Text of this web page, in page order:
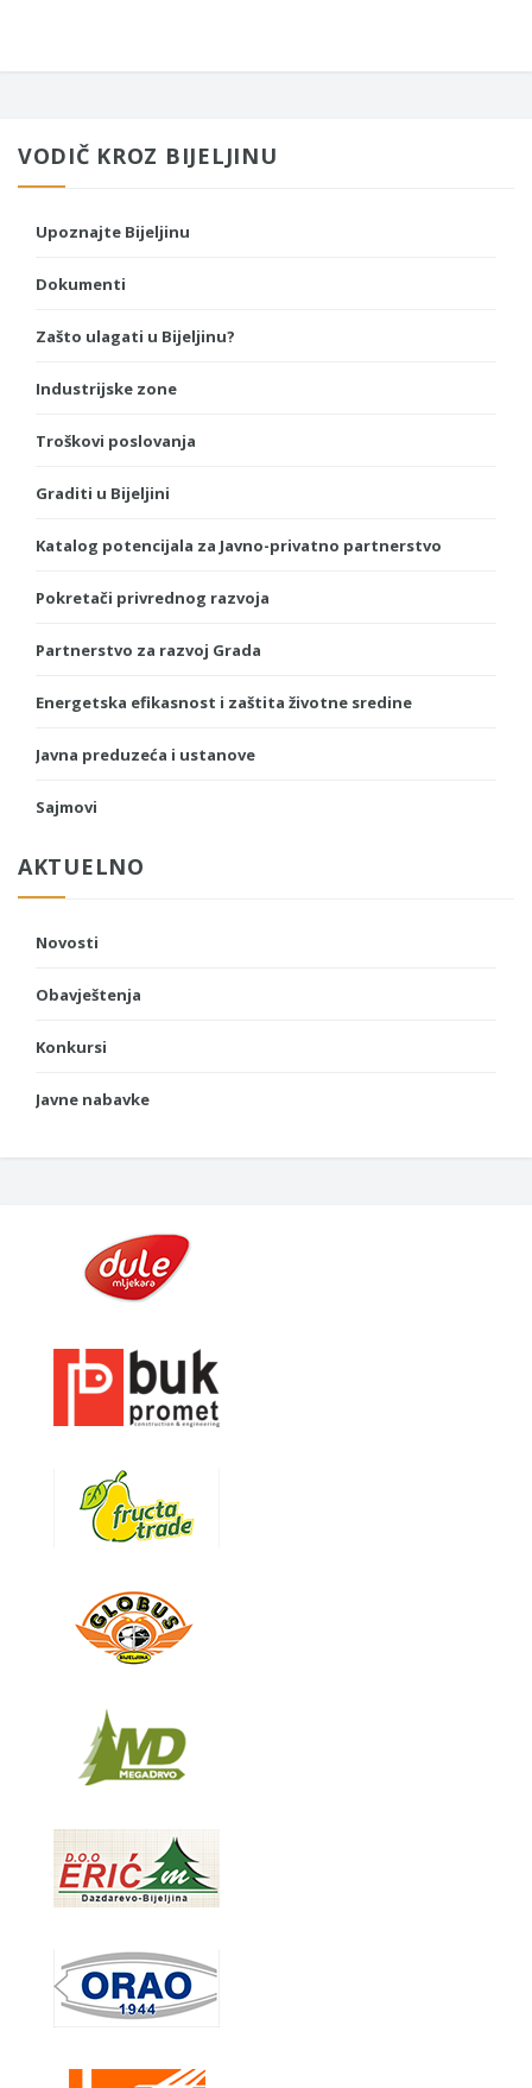
VODIČ KROZ BIJELJINU
Upoznajte Bijeljinu
Dokumenti
Zašto ulagati u Bijeljinu?
Industrijske zone
Troškovi poslovanja
Graditi u Bijeljini
Katalog potencijala za Javno-privatno partnerstvo
Pokretači privrednog razvoja
Partnerstvo za razvoj Grada
Energetska efikasnost i zaštita životne sredine
Javna preduzeća i ustanove
Sajmovi
AKTUELNO
Novosti
Obavještenja
Konkursi
Javne nabavke